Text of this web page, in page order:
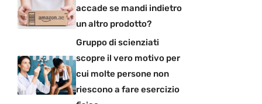
accade se mandi indietro
un altro prodotto?
Gruppo di scienziati
scopre il vero motivo per
cui molte persone non
riescono a fare esercizio